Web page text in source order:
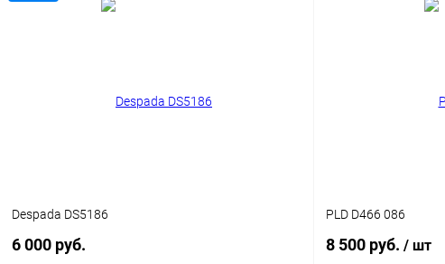
Despada DS5186
6 000 руб.
PLD D466 086
8 500 руб. / шт